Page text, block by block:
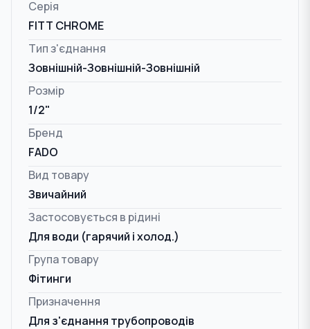
Серія
FITT CHROME
Тип з'єднання
Зовнішній-Зовнішній-Зовнішній
Розмір
1/2"
Бренд
FADO
Вид товару
Звичайний
Застосовується в рідині
Для води (гарячий і холод.)
Група товару
Фітинги
Призначення
Для з'єднання трубопроводів